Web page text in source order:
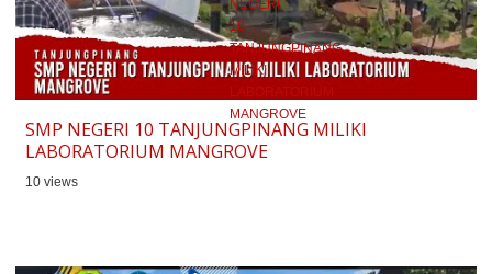
SMP NEGERI 10 TANJUNGPINANG MILIKI
LABORATORIUM MANGROVE
10 views